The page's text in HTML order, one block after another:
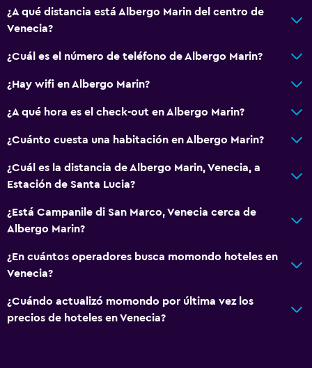
Zona de estar
Sofá
Teléfono
Piso de mosaico/mármol
Baño
Secador de pelo
Baño privado
Baño compartido
Ducha
Gorro de baño
Baño adicional
Tina de baño
Bidé
¿A qué distancia está Albergo Marin del centro de
Venecia?
¿Cuál es el número de teléfono de Albergo Marin?
¿Hay wifi en Albergo Marin?
¿A qué hora es el check-out en Albergo Marin?
¿Cuánto cuesta una habitación en Albergo Marin?
¿Cuál es la distancia de Albergo Marin, Venecia, a
Estación de Santa Lucia?
¿Está Campanile di San Marco, Venecia cerca de
Albergo Marin?
¿En cuántos operadores busca momondo hoteles en
Venecia?
¿Cuándo actualizó momondo por última vez los
precios de hoteles en Venecia?